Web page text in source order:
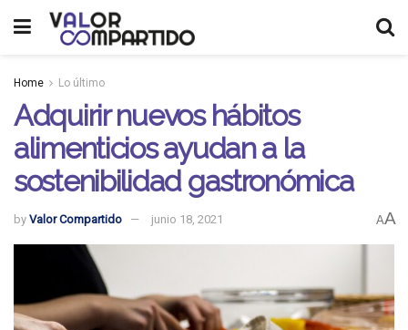
Home Lo último
Adquirir nuevos hábitos
alimenticios ayudan a la
sostenibilidad gastronómica
by Valor Compartido junio 18, 2021 AA